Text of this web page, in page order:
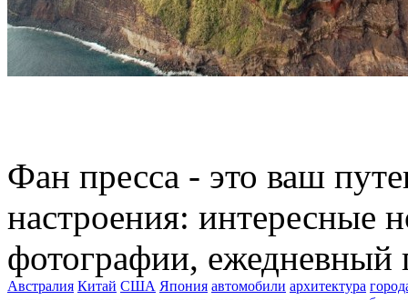
Фан пресса - это ваш
настроения: интересные
фотографии, ежедневный
Австралия Китай США Япония автомобили архитектура